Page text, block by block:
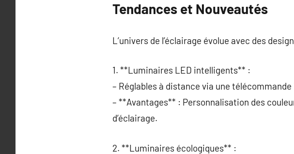
Tendances et Nouveautés
L’univers de l’éclairage évolue avec des
1. **Luminaires LED intelligents** :
– Réglables à distance via une
– **Avantages** : Personnalisation des
d’éclairage.
2. **Luminaires écologiques** :